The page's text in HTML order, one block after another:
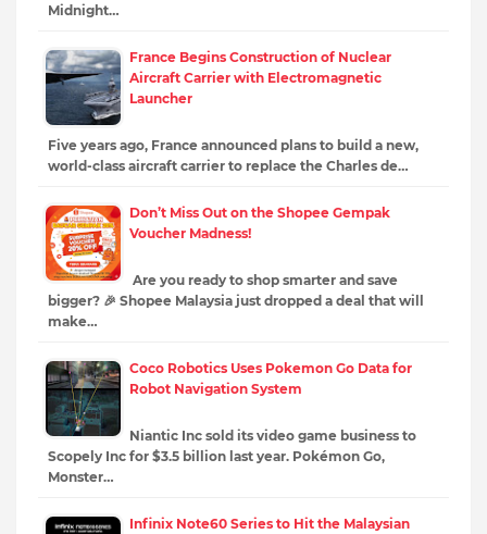
Midnight…
France Begins Construction of Nuclear
Aircraft Carrier with Electromagnetic
Launcher
Five years ago, France announced plans to build a new,
world-class aircraft carrier to replace the Charles de…
Don’t Miss Out on the Shopee Gempak
Voucher Madness!
Are you ready to shop smarter and save
bigger? 🎉 Shopee Malaysia just dropped a deal that will
make…
Coco Robotics Uses Pokemon Go Data for
Robot Navigation System
Niantic Inc sold its video game business to
Scopely Inc for $3.5 billion last year. Pokémon Go,
Monster…
Infinix Note60 Series to Hit the Malaysian